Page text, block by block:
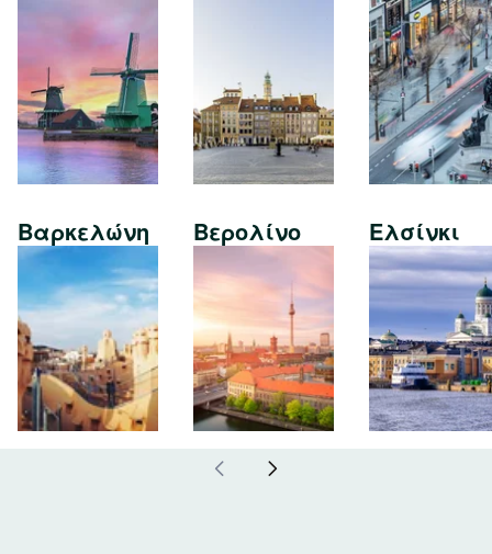
Βαρκελώνη Βερολίνο Ελσίνκι